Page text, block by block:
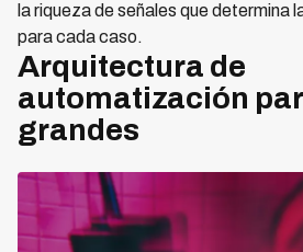
la riqueza de señales que determina
para cada caso.
Arquitectura de
automatización
grandes